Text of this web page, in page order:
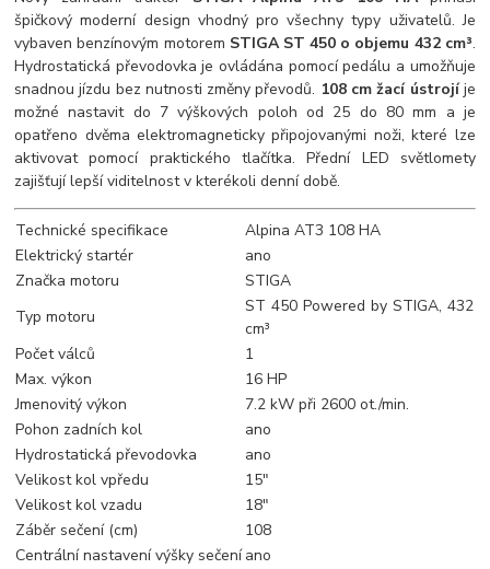
špičkový moderní design vhodný pro všechny typy uživatelů. Je
vybaven benzínovým motorem STIGA ST 450 o objemu 432 cm³.
Hydrostatická převodovka je ovládána pomocí pedálu a umožňuje
snadnou jízdu bez nutnosti změny převodů. 108 cm žací ústrojíje
možné nastavit do 7 výškových poloh od 25 do 80 mm a je
opatřeno dvěma elektromagneticky připojovanými noži, které lze
aktivovat pomocí praktického tlačítka. Přední LED světlomety
zajišťují lepší viditelnost v kterékoli denní době.
Technické specifikace
Alpina AT3 108 HA
Elektrický startér
ano
Značka motoru
STIGA
Typ motoru
ST 450 Powered by STIGA, 432
cm³
Počet válců
1
Max. výkon
16 HP
Jmenovitý výkon
7.2 kW při 2600 ot./min.
Pohon zadních kol
ano
Hydrostatická převodovka
ano
Velikost kol vpředu
15"
Velikost kol vzadu
18"
Záběr sečení (cm)
108
Centrální nastavení výšky sečení ano